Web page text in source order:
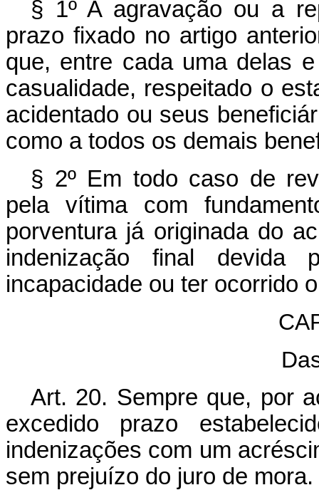
§ 1º A agravação ou a
prazo fixado no artigo
que, entre cada uma delas
casualidade, respeitado o
acidentado ou seus
como a todos os demais
§ 2º Em todo caso de
pela vítima com
porventura já originada do
indenização final
incapacidade ou ter ocorrido
Art. 20. Sempre que, por
excedido prazo
indenizações com um
sem prejuízo do juro de mora.